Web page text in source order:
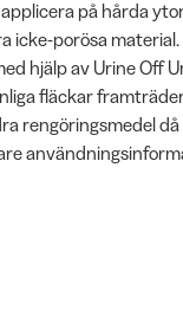
på hårda
icke-porösa
hjälp av Urine Off
fläckar
rengöringsmedel